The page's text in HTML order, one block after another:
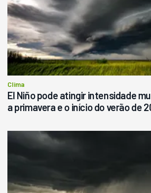
R$ 145.000
Consultar
Clima
El Niño pode atingir intensidade
a primavera e o início do verão de